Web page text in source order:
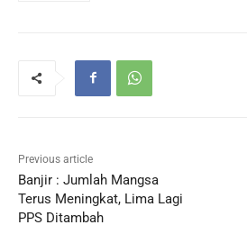
Previous article
Banjir : Jumlah Mangsa
Terus Meningkat, Lima Lagi
PPS Ditambah